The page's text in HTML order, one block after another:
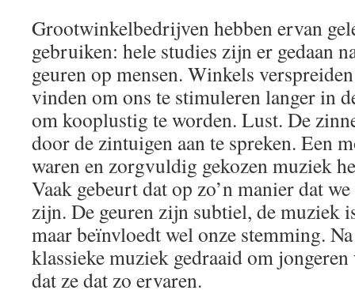
Grootwinkelbedrijven hebben ervan
gebruiken: hele studies zijn er gedaan
geuren op mensen. Winkels
vinden om ons te stimuleren langer in
om kooplustig te worden. Lust. De
door de zintuigen aan te spreken. Een
waren en zorgvuldig gekozen muziek
Vaak gebeurt dat op zo’n manier dat
zijn. De geuren zijn subtiel, de muziek
maar beïnvloedt wel onze stemming.
klassieke muziek gedraaid om
dat ze dat zo ervaren.